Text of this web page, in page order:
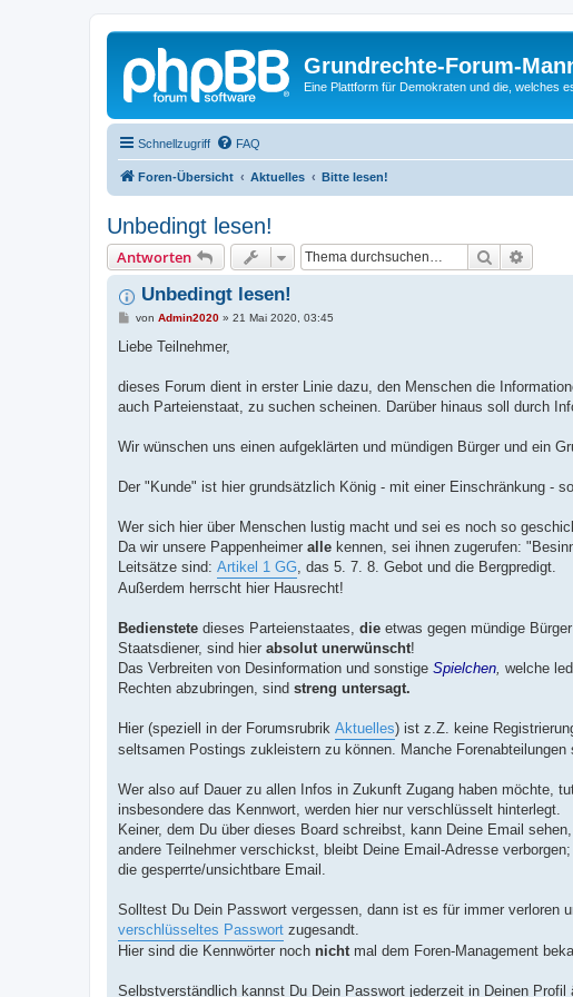
Grundrechte-Forum-
Eine Plattform für Demokraten und die, welches
Schnellzugriff FAQ
Foren-Übersicht Aktuelles Bitte lesen!
Unbedingt lesen!
Antworten Suche
Unbedingt lesen!
B
i
a
von Admin2020» 21 Mai 2020, 03:45
Liebe Teilnehmer,
dieses Forum dient in erster Linie dazu, den Menschen die
auch Parteienstaat, zu suchen scheinen. Darüber hinaus soll durch
Wir wünschen uns einen aufgeklärten und mündigen Bürger und ein
Der "Kunde" ist hier grundsätzlich König - mit einer Einschränkung -
Wer sich hier über Menschen lustig macht und sei es noch so
Da wir unsere Pappenheimer alle kennen, sei ihnen zugerufen:
Leitsätze sind: Artikel 1 GG , das 5. 7. 8. Gebot und die Bergpredigt.
Außerdem herrscht hier Hausrecht!
Bedienstete dieses Parteienstaates, die etwas gegen mündige
Staatsdiener, sind hier absolut unerwünscht!
Das Verbreiten von Desinformation und sonstige Spielchen welche
Rechten abzubringen, sind streng untersagt.
Hier (speziell in der Forumsrubrik Aktuelles) ist z.Z. keine
seltsamen Postings zukleistern zu können. Manche
Wer also auf Dauer zu allen Infos in Zukunft Zugang haben möchte,
insbesondere das Kennwort, werden hier nur verschlüsselt hinterlegt.
Keiner, dem Du über dieses Board schreibst, kann Deine Email
andere Teilnehmer verschickst, bleibt Deine Email-Adresse
die gesperrte/unsichtbare Email.
Solltest Du Dein Passwort vergessen, dann ist es für immer verloren
verschlüsseltes Passwort zugesandt.
Hier sind die Kennwörter noch nicht mal dem Foren-Management
Selbstverständlich kannst Du Dein Passwort jederzeit in Deinen Profil